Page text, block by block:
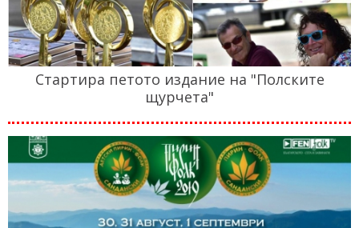
Стартира петото издание на "Полските
щурчета"